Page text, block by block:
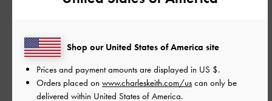
品質
とてもよかった
Shop our United States of America site
Prices and payment amounts are displayed in US $.
Orders placed on www.charleskeith.com/us can only be
delivered within United States of America.